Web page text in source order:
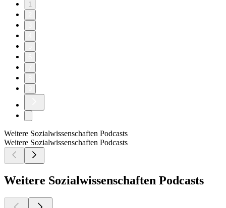
1
Weitere Sozialwissenschaften Podcasts
Weitere Sozialwissenschaften Podcasts
Weitere Sozialwissenschaften Podcasts